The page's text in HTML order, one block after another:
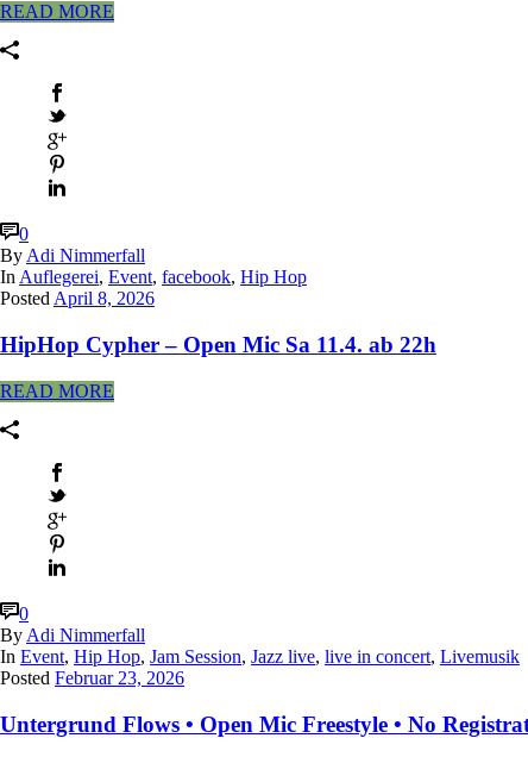
READ MORE
0
ByAdi Nimmerfall
InAuflegerei, Event, facebook, Hip Hop
PostedApril 8, 2026
HipHop Cypher – Open Mic Sa 11.4. ab 22h
READ MORE
0
By Adi Nimmerfall
In Event, Hip Hop, Jam Session, Jazz live, live in concert, Livemusik
Posted Februar 23, 2026
Untergrund Flows • Open Mic Freestyle • No